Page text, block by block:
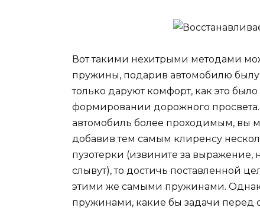
Вот такими нехитрыми методами
пружины, подарив автомобилю
только даруют комфорт, как это
формировании дорожного
автомобиль более проходимым, вы
добавив тем самым клиренсу
пузотерки (извините за
слывут), то достичь поставленной
этими же самыми пружинами.
пружинами, какие бы задачи перед